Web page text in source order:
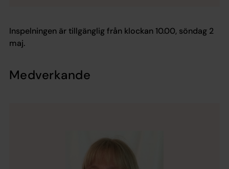
Inspelningen är tillgänglig från klockan 10.00, söndag 2
maj.
Medverkande